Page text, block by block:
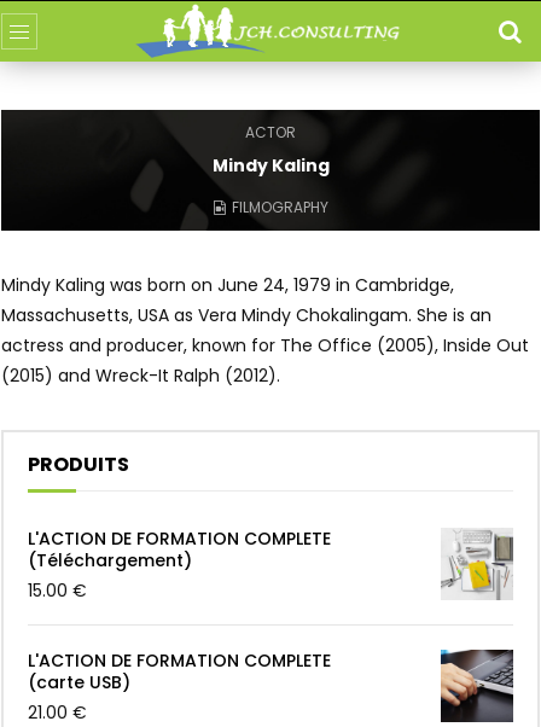
ACTOR
Mindy Kaling
FILMOGRAPHY
Mindy Kaling was born on June 24, 1979 in Cambridge,
Massachusetts, USA as Vera Mindy Chokalingam. She is an
actress and producer, known for The Office (2005), Inside Out
(2015) and Wreck-It Ralph (2012).
PRODUITS
L'ACTION DE FORMATION COMPLETE
(Téléchargement)
15.00 €
L'ACTION DE FORMATION COMPLETE
(carte USB)
21.00 €